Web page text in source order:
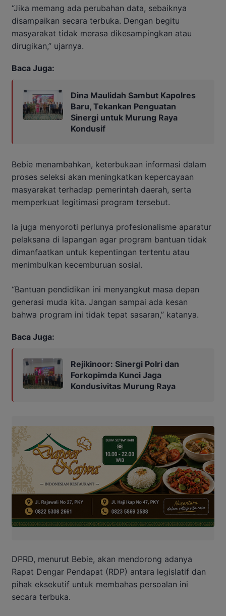
“Jika memang ada perubahan data, sebaiknya
disampaikan secara terbuka. Dengan begitu
masyarakat tidak merasa dikesampingkan atau
dirugikan,” ujarnya.
Baca Juga:
Dina Maulidah Sambut Kapolres
Baru, Tekankan Penguatan
Sinergi untuk Murung Raya
Kondusif
Bebie menambahkan, keterbukaan informasi dalam
proses seleksi akan meningkatkan kepercayaan
masyarakat terhadap pemerintah daerah, serta
memperkuat legitimasi program tersebut.
Ia juga menyoroti perlunya profesionalisme aparatur
pelaksana di lapangan agar program bantuan tidak
dimanfaatkan untuk kepentingan tertentu atau
menimbulkan kecemburuan sosial.
“Bantuan pendidikan ini menyangkut masa depan
generasi muda kita. Jangan sampai ada kesan
bahwa program ini tidak tepat sasaran,” katanya.
Baca Juga:
Rejikinoor: Sinergi Polri dan
Forkopimda Kunci Jaga
Kondusivitas Murung Raya
DPRD, menurut Bebie, akan mendorong adanya
Rapat Dengar Pendapat (RDP) antara legislatif dan
pihak eksekutif untuk membahas persoalan ini
secara terbuka.